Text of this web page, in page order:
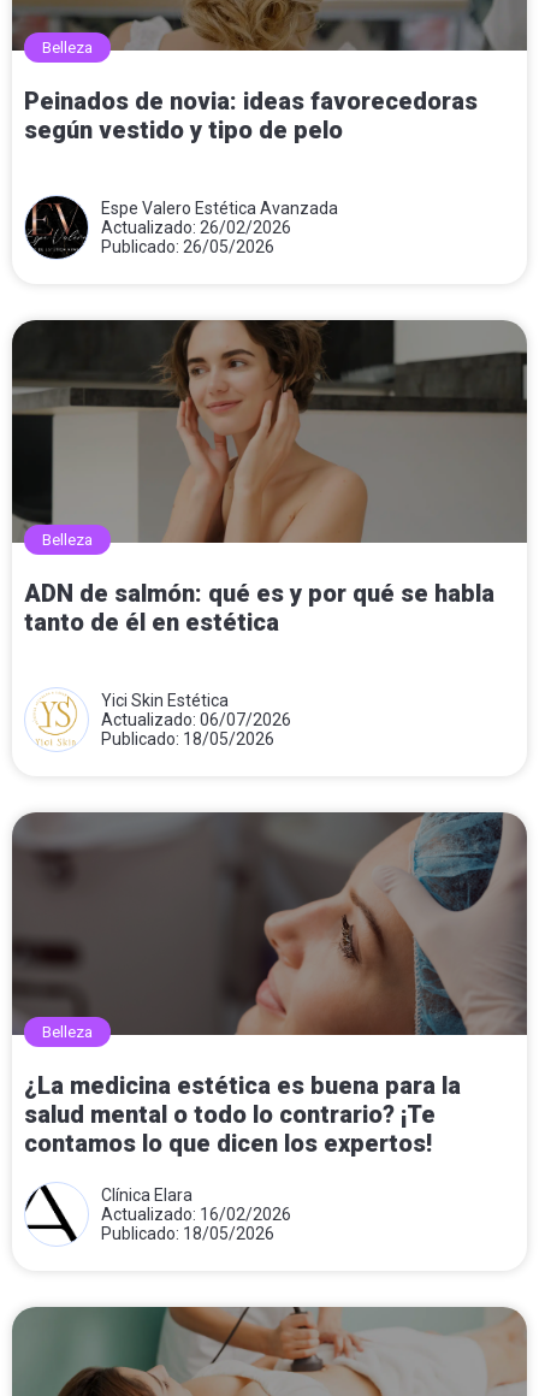
Belleza
Peinados de novia: ideas favorecedoras
según vestido y tipo de pelo
Espe Valero Estética Avanzada
Actualizado: 26/02/2026
Publicado: 26/05/2026
Belleza
ADN de salmón: qué es y por qué se habla
tanto de él en estética
Yici Skin Estética
Actualizado: 06/07/2026
Publicado: 18/05/2026
Belleza
¿La medicina estética es buena para la
salud mental o todo lo contrario? ¡Te
contamos lo que dicen los expertos!
Clínica Elara
Actualizado: 16/02/2026
Publicado: 18/05/2026